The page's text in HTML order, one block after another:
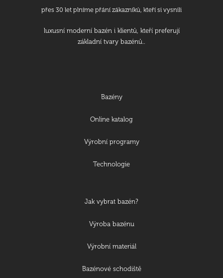
přes 30 let plníme přání zákazníků, kteří si vysnili
luxusní moderní bazén i klientů, kteří preferují
základní tvary bazénů..
Bazény
Online katalog
Výrobní programy
Technologie
Jak vybrat bazén?
Výroba bazénu
Výrobní materiál
Bazénové schodiště